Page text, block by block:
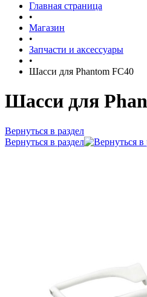
Главная страница
•
Магазин
•
Запчасти и аксессуары
•
Шасси для Phantom FC40
Шасси для
Вернуться в раздел
Вернуться в раздел